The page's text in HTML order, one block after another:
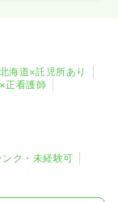
北海道×託児所あり
正看護師
ンク・未経験可